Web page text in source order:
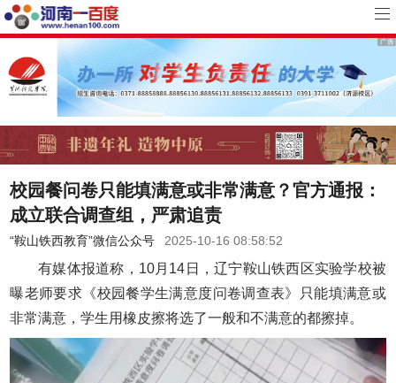
校园餐问卷只能填满意或非常满意？官方通报：
成立联合调查组，严肃追责
“鞍山铁西教育”微信公众号 2025-10-16 08:58:52
有媒体报道称，10月14日，辽宁鞍山铁西区实验学校被
曝老师要求《校园餐学生满意度问卷调查表》只能填满意或
非常满意，学生用橡皮擦将选了一般和不满意的都擦掉。